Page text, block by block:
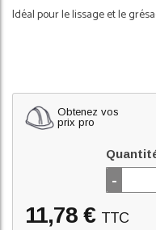
Idéal pour le lissage et le
Obtenez vos
prix pro
-
11,78 € TTC